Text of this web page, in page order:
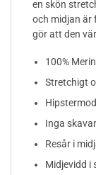
en skön
och midjan är
gör att den
100%
Stretchigt
Inga
Resår i
Midjevidd i